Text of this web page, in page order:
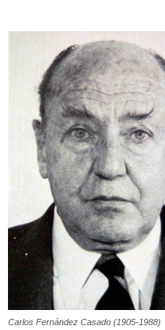
Carlos Fernández Casado (1905-1988)